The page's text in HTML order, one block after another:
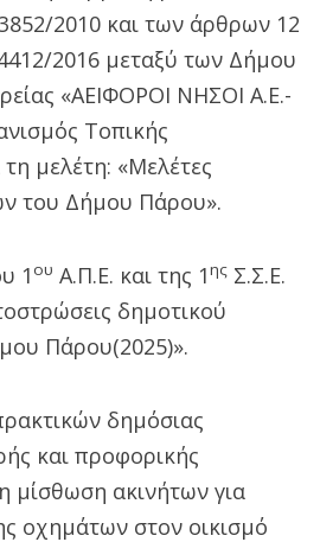
2010 και των άρθρων 12
2016 μεταξύ των Δήμου
«ΑΕΙΦΟΡΟΙ ΝΗΣΟΙ Α.Ε.-
Τοπικής
μελέτη: «Μελέτες
του Δήμου Πάρου».
1 ου Α.Π.Ε. και της 1ης Σ.Σ.Ε.
δημοτικού
Πάρου(2025)».
δημόσιας
και προφορικής
μίσθωση ακινήτων για
οχημάτων στον οικισμό